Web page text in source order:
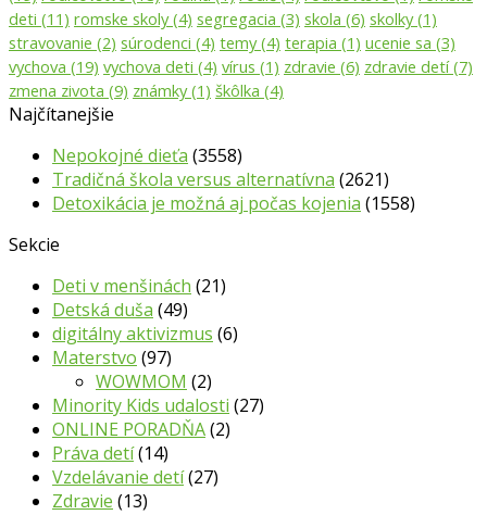
deti (11) romske skoly(4) segregacia (3) skola (6) skolky(1)
stravovanie (2) súrodenci (4) temy(4) terapia (1) ucenie sa (3)
vychova (19) vychova deti (4) vírus (1) zdravie (6) zdravie detí(7)
zmena zivota (9) známky(1) škôlka (4)
Najčítanejšie
Nepokojné dieťa (3558)
Tradičná škola versus alternatívna (2621)
Detoxikácia je možná aj počas kojenia (1558)
Sekcie
Deti v menšinách (21)
Detská duša (49)
digitálny aktivizmus (6)
Materstvo (97)
WOWMOM (2)
Minority Kids udalosti (27)
ONLINE PORADŇA(2)
Práva detí(14)
Vzdelávanie detí(27)
Zdravie (13)